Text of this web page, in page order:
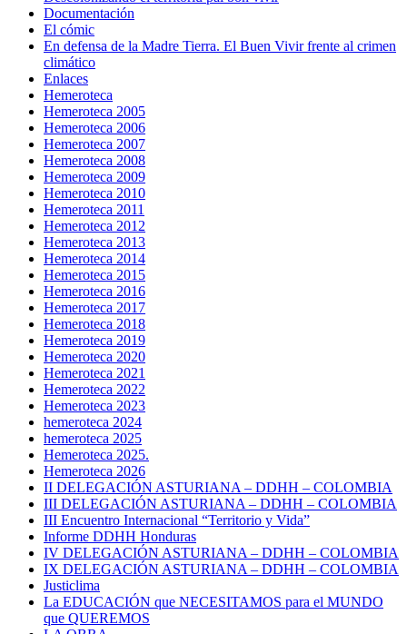
Documentación
El cómic
En defensa de la Madre Tierra. El Buen Vivir frente al crimen
climático
Enlaces
Hemeroteca
Hemeroteca 2005
Hemeroteca 2006
Hemeroteca 2007
Hemeroteca 2008
Hemeroteca 2009
Hemeroteca 2010
Hemeroteca 2011
Hemeroteca 2012
Hemeroteca 2013
Hemeroteca 2014
Hemeroteca 2015
Hemeroteca 2016
Hemeroteca 2017
Hemeroteca 2018
Hemeroteca 2019
Hemeroteca 2020
Hemeroteca 2021
Hemeroteca 2022
Hemeroteca 2023
hemeroteca 2024
hemeroteca 2025
Hemeroteca 2025.
Hemeroteca 2026
II DELEGACIÓN ASTURIANA – DDHH – COLOMBIA
III DELEGACIÓN ASTURIANA – DDHH – COLOMBIA
III Encuentro Internacional “Territorio y Vida”
Informe DDHH Honduras
IV DELEGACIÓN ASTURIANA – DDHH – COLOMBIA
IX DELEGACIÓN ASTURIANA – DDHH – COLOMBIA
Justiclima
La EDUCACIÓN que NECESITAMOS para el MUNDO
que QUEREMOS